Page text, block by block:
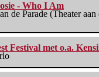
- Who I Am
de Parade (Theater
Festival met o.a.